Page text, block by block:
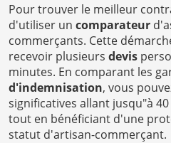
Pour trouver le meilleur
d'utiliser un comparateur
commerçants. Cette
recevoir plusieurs devis
minutes. En comparant les
d'indemnisation, vous
significatives allant jusqu"à
tout en bénéficiant d'une
statut d'artisan-commerçant.